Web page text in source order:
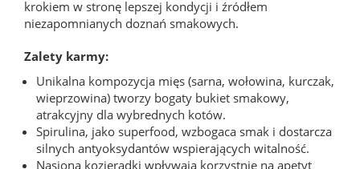
krokiem w stronę lepszej kondycji i źródłem
niezapomnianych doznań smakowych.
Zalety karmy:
Unikalna kompozycja mięs (sarna, wołowina, kurczak,
wieprzowina) tworzy bogaty bukiet smakowy,
atrakcyjny dla wybrednych kotów.
Spirulina, jako superfood, wzbogaca smak i dostarcza
silnych antyoksydantów wspierających witalność.
Nasiona kozieradki wpływają korzystnie na apetyt